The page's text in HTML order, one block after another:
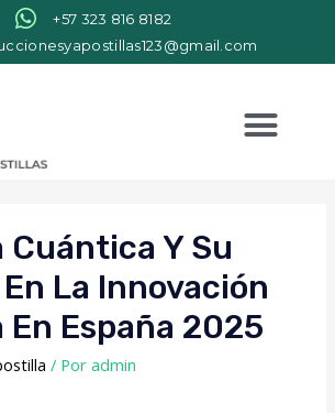
+57 323 816 8182
Cuántica Y Su
La Innovación
En España 2025
/ Poradmin